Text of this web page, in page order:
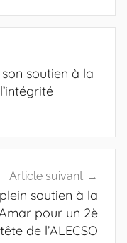
soutien à la
Article suivant
soutien à la
pour un 2è
de l’ALECSO